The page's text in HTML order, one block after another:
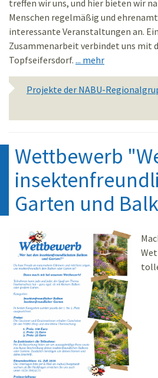
treffen wir uns, und hier bieten wir
Menschen regelmäßig und
interessante Veranstaltungen an.
Zusammenarbeit verbindet uns mit
Topfseifersdorf. ... mehr
Projekte der NABU-
Wettbewerb
Garten und